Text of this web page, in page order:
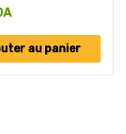
au panier